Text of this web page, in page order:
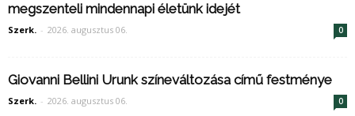
megszenteli mindennapi életünk idejét
Szerk. - 2026. augusztus 06. 0
Giovanni Bellini Urunk színeváltozása című festménye
Szerk. - 2026. augusztus 06. 0